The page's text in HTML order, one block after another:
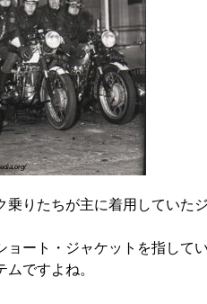
りたちが主に着用していた
ート・ジャケットを指してい
ですよね。